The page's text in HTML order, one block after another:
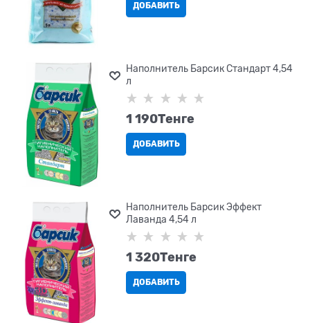
ДОБАВИТЬ
Наполнитель Барсик Стандарт 4,54
л
1 190Tенге
ДОБАВИТЬ
Наполнитель Барсик Эффект
Лаванда 4,54 л
1 320Tенге
ДОБАВИТЬ